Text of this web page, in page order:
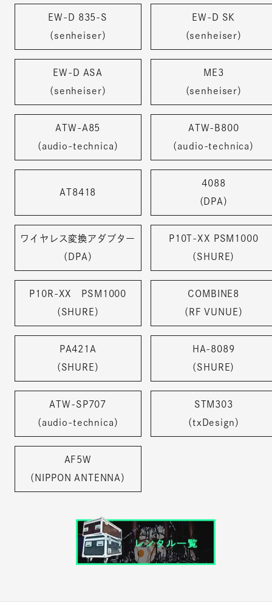
EW-D 835-S
（senheiser）
EW-D SK
（senheiser）
EW-D ASA
（senheiser）
ME3
（senheiser）
ATW-A85
（audio-technica）
ATW-B800
（audio-technica）
AT8418
4088
（DPA）
ワイヤレス変換アダプター
（DPA）
P10T-XX PSM1000
（SHURE）
P10R-XX PSM1000
（SHURE）
COMBINE8
（RF VUNUE）
PA421A
（SHURE）
HA-8089
（SHURE）
ATW-SP707
（audio-technica）
STM303
（txDesign）
AF5W
（NIPPON ANTENNA）